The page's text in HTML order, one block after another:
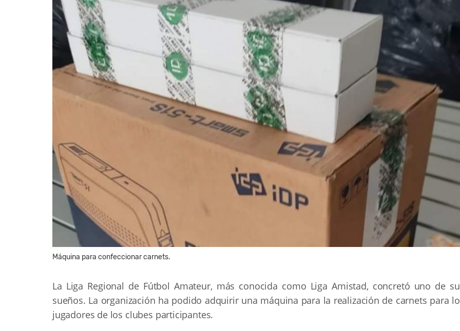
Máquina para confeccionar carnets.
La Liga Regional de Fútbol Amateur, más conocida como Liga Amistad, concretó uno de
sueños. La organización ha podido adquirir una máquina para la realización de carnets para
jugadores de los clubes participantes.